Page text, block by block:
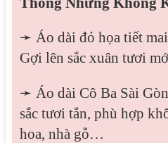
➛ Áo dài đỏ họa tiết
Gợi lên sắc xuân tươi
➛ Áo dài Cô Ba Sài
sắc tươi tắn, phù hợp
hoa, nhà gỗ…